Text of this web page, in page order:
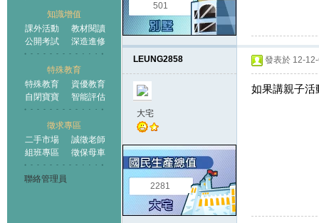
知識增值
課外活動
教材閱讀
公開考試
深造進修
特殊教育
特殊教育
資優教育
自閉寶寶
智能評估
徵求專區
二手市場
誠徵老師
組班專區
徵保母車
聯絡管理員
501
LEUNG2858
大宅
2281
發表於 12-
如果講親子活